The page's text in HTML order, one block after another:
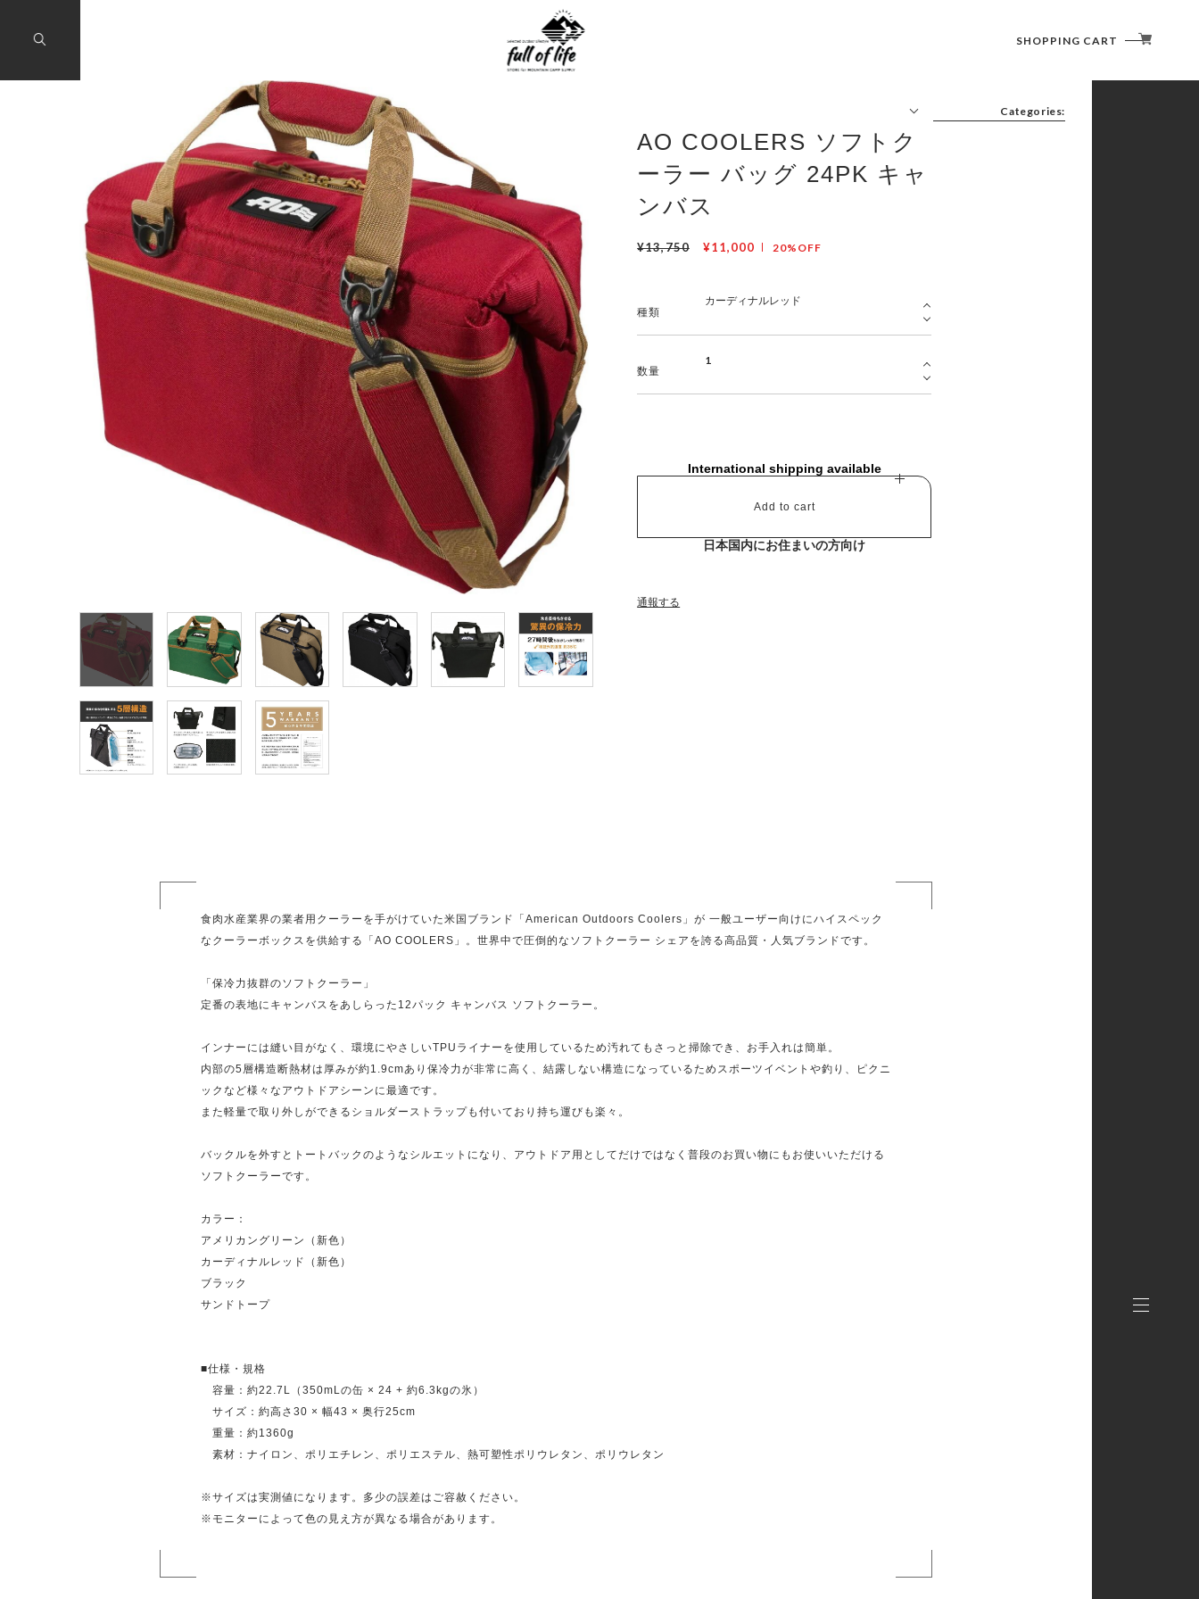
SHOPPING CART
Categories:
COOKWARE ( COOKER / CUTLERY )
AO COOLERS ソフトク
ーラー バッグ 24PK キャ
ンバス
¥13,750 ¥11,000 20%OFF
種類
数量
International shipping available
Add to cart
日本国内にお住まいの方向け
通報する
食肉水産業界の業者用クーラーを手がけていた米国ブランド「American Outdoors Coolers」が 一般ユーザー向けにハイスペック
なクーラーボックスを供給する「AO COOLERS」。世界中で圧倒的なソフトクーラー シェアを誇る高品質・人気ブランドです。
「保冷力抜群のソフトクーラー」
定番の表地にキャンバスをあしらった12パック キャンバス ソフトクーラー。
インナーには縫い目がなく、環境にやさしいTPUライナーを使用しているため汚れてもさっと掃除でき、お手入れは簡単。
内部の5層構造断熱材は厚みが約1.9cmあり保冷力が非常に高く、結露しない構造になっているためスポーツイベントや釣り、ピクニ
ックなど様々なアウトドアシーンに最適です。
また軽量で取り外しができるショルダーストラップも付いており持ち運びも楽々。
バックルを外すとトートバックのようなシルエットになり、アウトドア用としてだけではなく普段のお買い物にもお使いいただける
ソフトクーラーです。
カラー：
アメリカングリーン（新色）
カーディナルレッド（新色）
ブラック
サンドトープ
■仕様・規格
容量：約22.7L（350mLの缶 × 24 + 約6.3kgの氷）
サイズ：約高さ30 × 幅43 × 奥行25cm
重量：約1360g
素材：ナイロン、ポリエチレン、ポリエステル、熱可塑性ポリウレタン、ポリウレタン
※サイズは実測値になります。多少の誤差はご容赦ください。
※モニターによって色の見え方が異なる場合があります。